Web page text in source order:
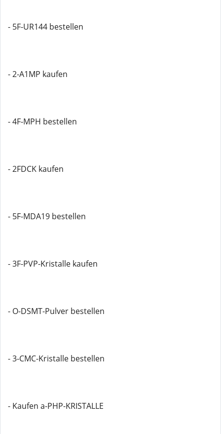
- 5F-UR144 bestellen
- 2-A1MP kaufen
- 4F-MPH bestellen
- 2FDCK kaufen
- 5F-MDA19 bestellen
- 3F-PVP-Kristalle kaufen
- O-DSMT-Pulver bestellen
- 3-CMC-Kristalle bestellen
- Kaufen a-PHP-KRISTALLE